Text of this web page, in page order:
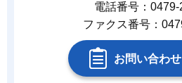
電話番号：
ファクス番号：
お問い合わ